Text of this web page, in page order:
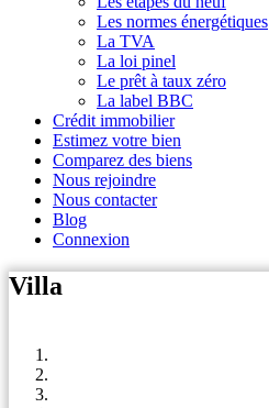
Les normes énergétiques
La TVA
La loi pinel
Le prêt à taux zéro
La label BBC
Crédit immobilier
Estimez votre bien
Comparez des biens
Nous rejoindre
Nous contacter
Blog
Connexion
Villa